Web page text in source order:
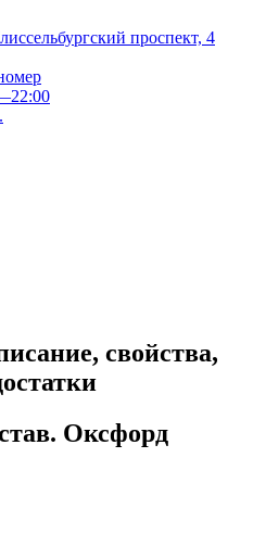
проспект, 4
свойства,
Оксфорд